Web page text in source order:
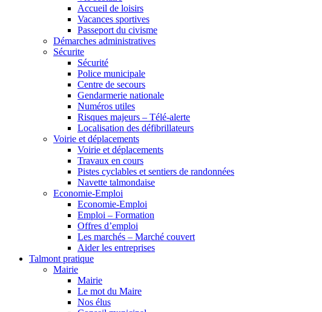
Accueil de loisirs
Vacances sportives
Passeport du civisme
Démarches administratives
Sécurite
Sécurité
Police municipale
Centre de secours
Gendarmerie nationale
Numéros utiles
Risques majeurs – Télé-alerte
Localisation des défibrillateurs
Voirie et déplacements
Voirie et déplacements
Travaux en cours
Pistes cyclables et sentiers de randonnées
Navette talmondaise
Economie-Emploi
Economie-Emploi
Emploi – Formation
Offres d’emploi
Les marchés – Marché couvert
Aider les entreprises
Talmont pratique
Mairie
Mairie
Le mot du Maire
Nos élus